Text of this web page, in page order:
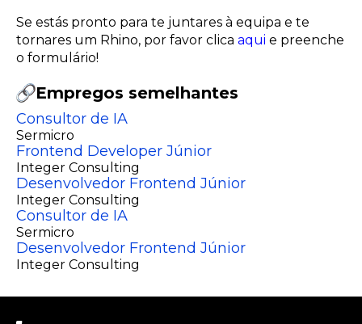
Se estás pronto para te juntares à equipa e te
tornares um Rhino, por favor clica aqui e preenche
o formulário!
Empregos semelhantes
Consultor de IA
Sermicro
Frontend Developer Júnior
Integer Consulting
Desenvolvedor Frontend Júnior
Integer Consulting
Consultor de IA
Sermicro
Desenvolvedor Frontend Júnior
Integer Consulting